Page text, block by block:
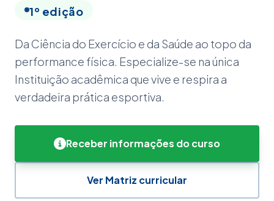
1º edição
Da Ciência do Exercício e da Saúde ao topo da
performance física. Especialize-se na única
Instituição acadêmica que vive e respira a
verdadeira prática esportiva.
Receber informações do curso
Ver Matriz curricular